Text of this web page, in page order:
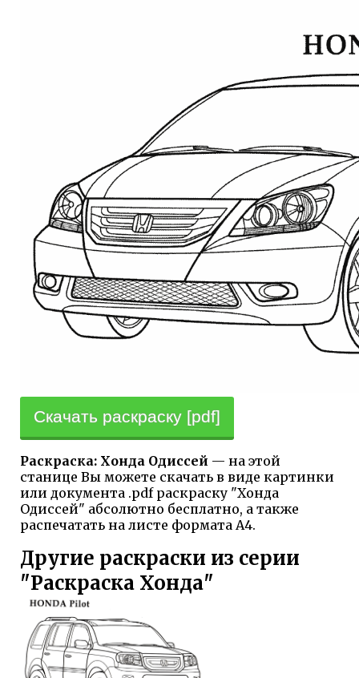
Скачать раскраску [pdf]
Раскраска: Хонда Одиссей — на этой
станице Вы можете скачать в виде картинки
или документа .pdf раскраску "Хонда
Одиссей" абсолютно бесплатно, а также
распечатать на листе формата А4.
Другие раскраски из серии
"Раскраска Хонда"